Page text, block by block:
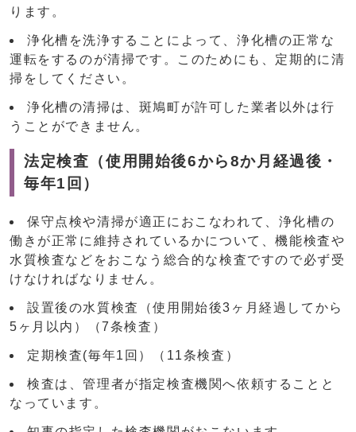
ります。
浄化槽を洗浄することによって、浄化槽の正常な
運転をするのが清掃です。このためにも、定期的に清
掃をしてください。
浄化槽の清掃は、斑鳩町が許可した業者以外は行
うことができません。
法定検査（使用開始後6から8か月経過後・
毎年1回）
保守点検や清掃が適正におこなわれて、浄化槽の
働きが正常に維持されているかについて、機能検査や
水質検査などをおこなう総合的な検査ですので必ず受
けなければなりません。
設置後の水質検査（使用開始後3ヶ月経過してから
5ヶ月以内）（7条検査）
定期検査(毎年1回）（11条検査）
検査は、管理者が指定検査機関へ依頼することと
なっています。